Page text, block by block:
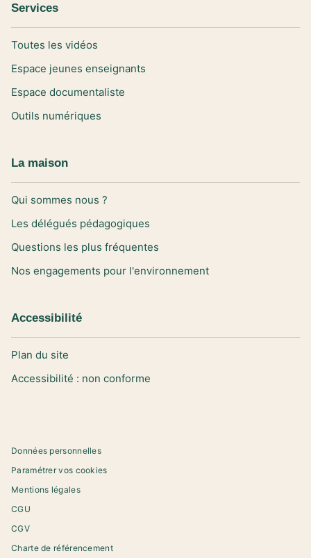
Services
Toutes les vidéos
Espace jeunes enseignants
Espace documentaliste
Outils numériques
La maison
Qui sommes nous ?
Les délégués pédagogiques
Questions les plus fréquentes
Nos engagements pour l'environnement
Accessibilité
Plan du site
Accessibilité : non conforme
Données personnelles
Paramétrer vos cookies
Mentions légales
CGU
CGV
Charte de référencement